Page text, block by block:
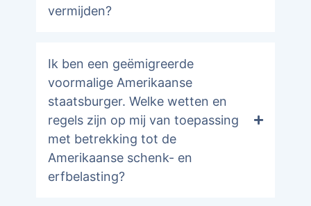
vermijden?
Ik ben een geëmigreerde
voormalige Amerikaanse
staatsburger. Welke wetten en
regels zijn op mij van toepassing
met betrekking tot de
Amerikaanse schenk- en
erfbelasting?